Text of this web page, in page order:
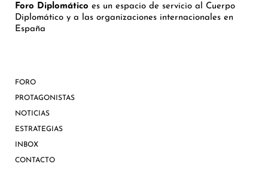
Foro Diplomático es un espacio de servicio al Cuerpo
Diplomático y a las organizaciones internacionales en
España
FORO
PROTAGONISTAS
NOTICIAS
ESTRATEGIAS
INBOX
CONTACTO